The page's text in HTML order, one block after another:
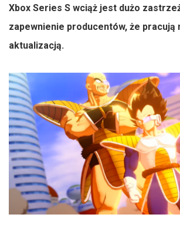
Xbox Series S wciąż jest dużo
zapewnienie producentów, że pracują
aktualizacją.